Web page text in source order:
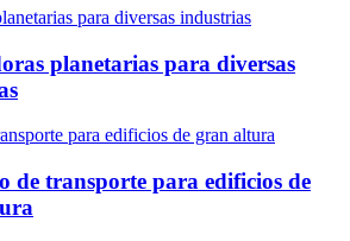
planetarias para diversas
de transporte para edificios de